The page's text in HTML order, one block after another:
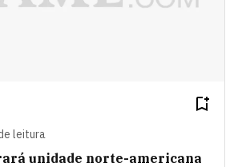
leitura
unidade norte-americana